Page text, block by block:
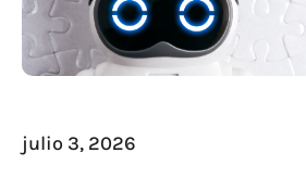
julio 3, 2026